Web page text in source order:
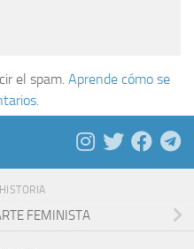
el spam. Aprende cómo se
FEMINISTA